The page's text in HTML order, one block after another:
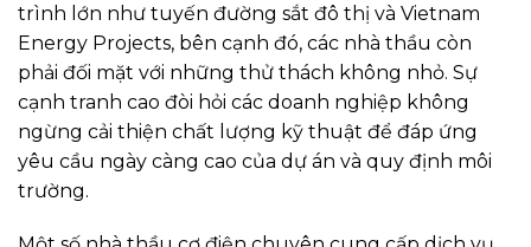
trình lớn như tuyến đường sắt đô thị và Vietnam
Energy Projects, bên cạnh đó, các nhà thầu còn
phải đối mặt với những thử thách không nhỏ. Sự
cạnh tranh cao đòi hỏi các doanh nghiệp không
ngừng cải thiện chất lượng kỹ thuật để đáp ứng
yêu cầu ngày càng cao của dự án và quy định môi
trường.